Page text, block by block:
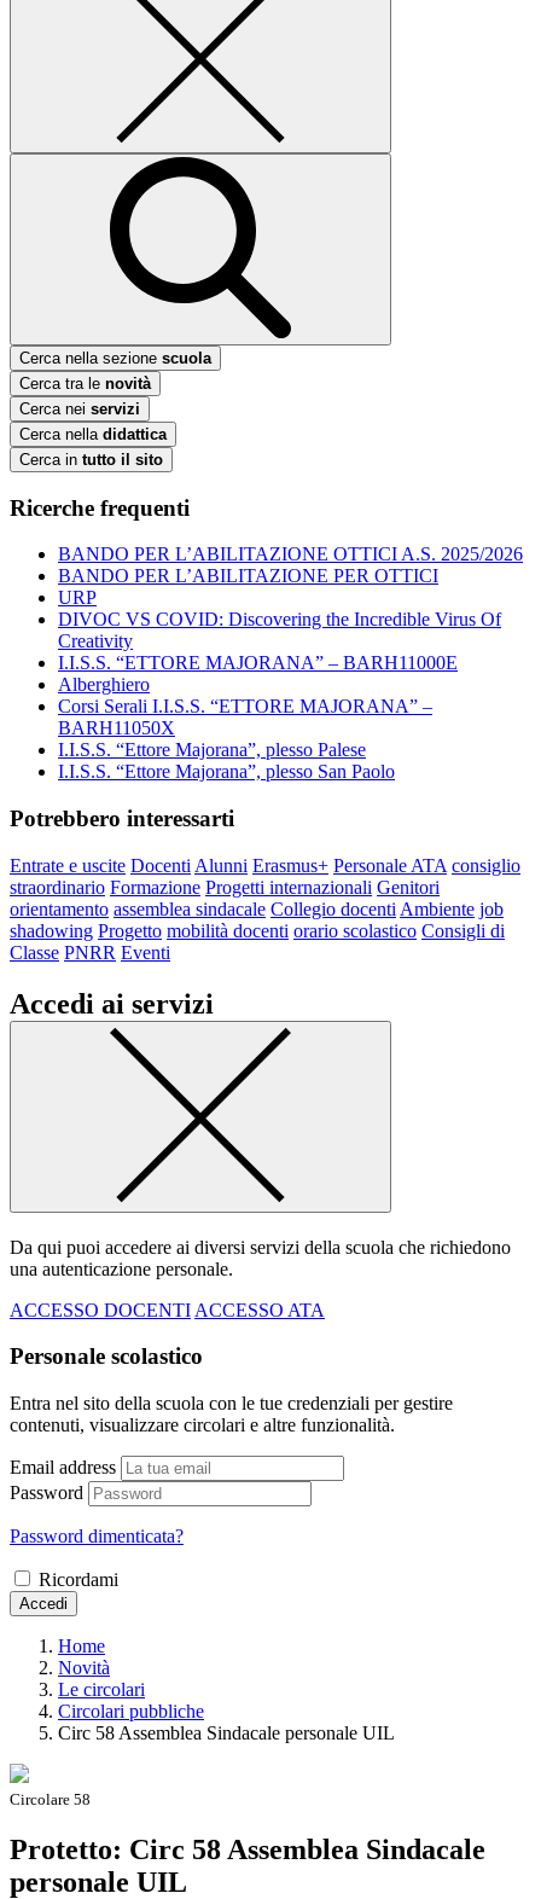
Cerca nella sezione scuola
Cerca tra le novità
Cerca nei servizi
Cerca nella didattica
Cerca in tutto il sito
Ricerche frequenti
BANDO PER L’ABILITAZIONE OTTICI A.S. 2025/2026
BANDO PER L’ABILITAZIONE PER OTTICI
URP
DIVOC VS COVID: Discovering the Incredible Virus Of
Creativity
I.I.S.S. “ETTORE MAJORANA” – BARH11000E
Alberghiero
Corsi Serali I.I.S.S. “ETTORE MAJORANA” –
BARH11050X
I.I.S.S. “Ettore Majorana”, plesso Palese
I.I.S.S. “Ettore Majorana”, plesso San Paolo
Potrebbero interessarti
Entrate e uscite Docenti Alunni Erasmus+ Personale ATA consiglio
straordinario Formazione Progetti internazionali Genitori
orientamento assemblea sindacale Collegio docenti Ambiente job
shadowing Progetto mobilità docenti orario scolastico Consigli di
Classe PNRR Eventi
Accedi ai servizi
Da qui puoi accedere ai diversi servizi della scuola che richiedono
una autenticazione personale.
ACCESSO DOCENTI ACCESSO ATA
Personale scolastico
Entra nel sito della scuola con le tue credenziali per gestire
contenuti, visualizzare circolari e altre funzionalità.
Email address
Password
Password dimenticata?
Ricordami
Accedi
Home
Novità
Le circolari
Circolari pubbliche
Circ 58 Assemblea Sindacale personale UIL
Circolare 58
Protetto: Circ 58 Assemblea Sindacale
personale UIL